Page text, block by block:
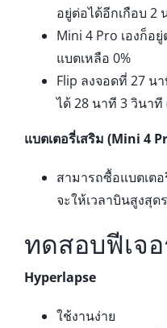
อยู่ต่อได้อีกเกือบ 2
Mini 4 Pro เองก็อ
แบตเหลือ 0%
Flip ลงจอดที่ 27 น
ได้ 28 นาที 3 วินา
แบตเตอรี่เสริม (Mini 4
สามารถซื้อแบตเต
จะให้เวลาบินสูงสุด
ทดสอบฟีเจ
Hyperlapse
ใช้งานง่าย